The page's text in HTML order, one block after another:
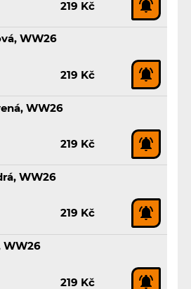
219 Kč
WW26
219 Kč
WW26
219 Kč
WW26
219 Kč
WW26
219 Kč